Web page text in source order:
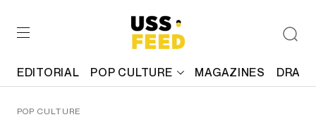
EDITORIAL POP CULTURE MAGAZINES
POP CULTURE